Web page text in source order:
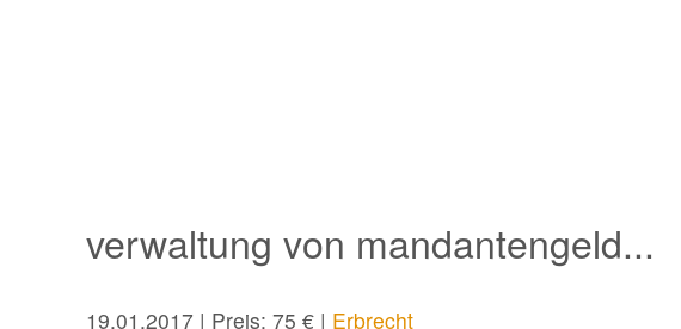
verwaltung von mandantengeld...
19.01.2017 | Preis: 75 € | Erbrecht